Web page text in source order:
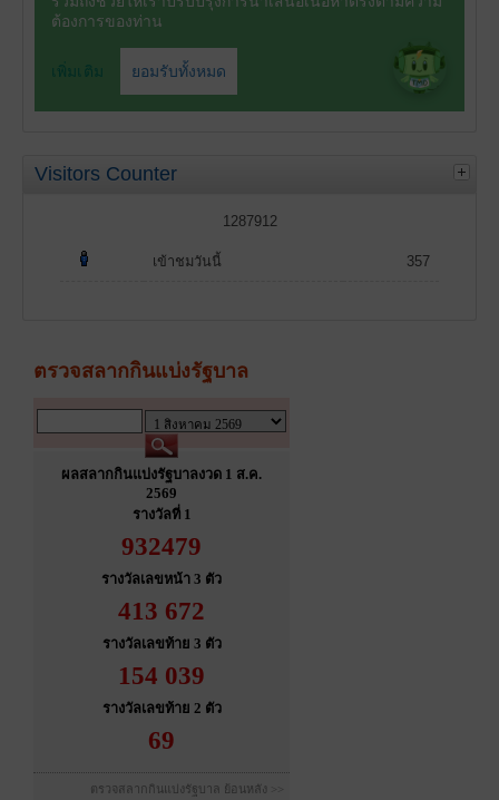
Visitors Counter
1287912
เข้าชมวันนี้ 357